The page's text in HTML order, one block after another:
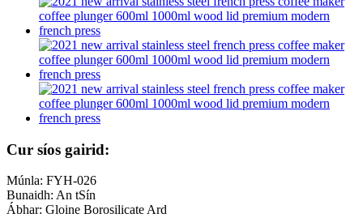
Cur síos gairid:
Múnla: FYH-026
Bunaidh: An tSín
Ábhar: Gloine Borosilicate Ard